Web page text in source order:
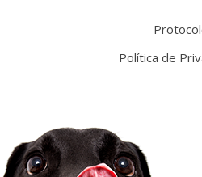
Política de